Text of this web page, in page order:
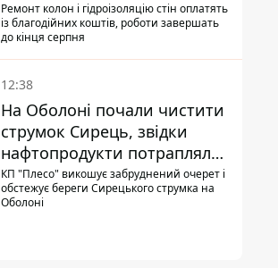
Ремонт колон і гідроізоляцію стін оплатять
із благодійних коштів, роботи завершать
до кінця серпня
12:38
На Оболоні почали чистити
струмок Сирець, звідки
нафтопродукти потрапляли
до озер
КП "Плесо" викошує забруднений очерет і
обстежує береги Сирецького струмка на
Оболоні